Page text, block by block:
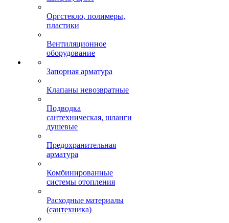
Оргстекло, полимеры,
пластики
Вентиляционное
оборудование
Запорная арматура
Клапаны невозвратные
Подводка
сантехническая, шланги
душевые
Предохранительная
арматура
Комбинированные
системы отопления
Расходные материалы
(сантехника)